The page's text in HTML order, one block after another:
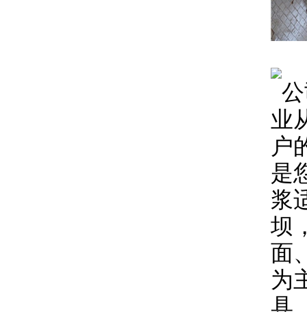
业
户
是
浆
坝
面
为
具